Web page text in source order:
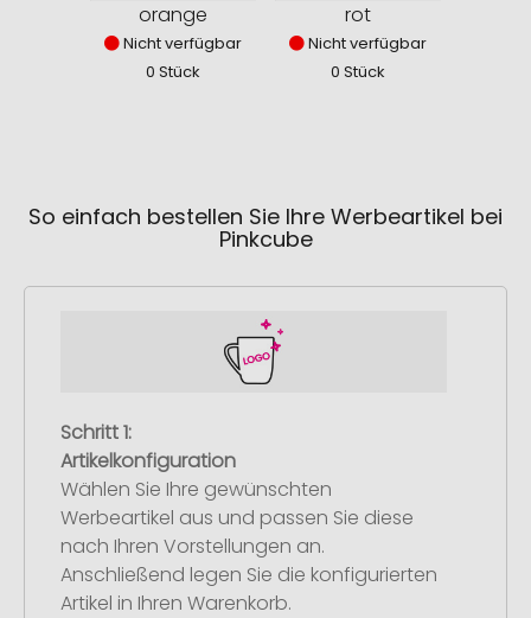
orange
Nicht verfügbar
0 Stück
rot
Nicht verfügbar
0 Stück
So einfach bestellen Sie Ihre Werbeartikel bei
Pinkcube
Schritt 1:
Artikelkonfiguration
Wählen Sie Ihre gewünschten
Werbeartikel aus und passen Sie diese
nach Ihren Vorstellungen an.
Anschließend legen Sie die konfigurierten
Artikel in Ihren Warenkorb.